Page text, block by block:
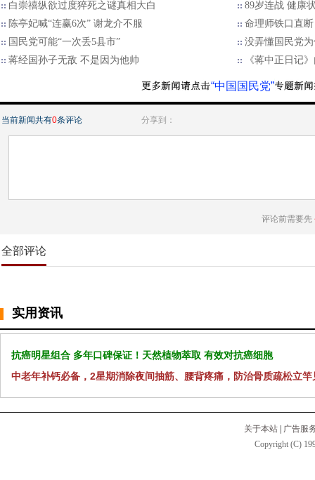
白崇禧纵欲过度猝死之谜真相大白
89岁连战 健康
陈亭妃喊“连赢6次” 谢龙介不服
命理师铁口直断
国民党可能“一次丢5县市”
没弄懂国民党
蒋经国孙子无敌 不是因为他帅
《蒋中正日记
“中国国民党”
当前新闻共有0条评论 分享到：
评论前需要先
全部评论
实用资讯
抗癌明星组合 多年口碑保证！天然植物萃取 有效对抗癌细胞
中老年补钙必备，2星期消除夜间抽筋、腰背疼痛，防治骨质疏松立竿
关于本站
广告服
Copyright (C)